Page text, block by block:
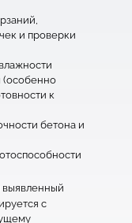
и проверки
(особенно
к
бетона и
с